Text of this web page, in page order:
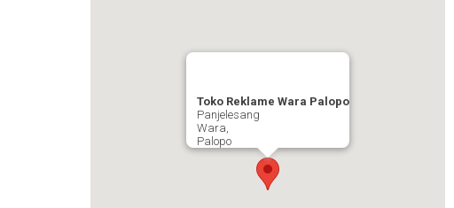
Toko Reklame Wara Palopo
Panjelesang
Wara,
Palopo